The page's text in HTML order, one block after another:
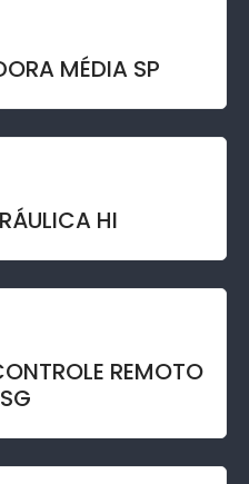
MÉDIA SP
HI
REMOTO